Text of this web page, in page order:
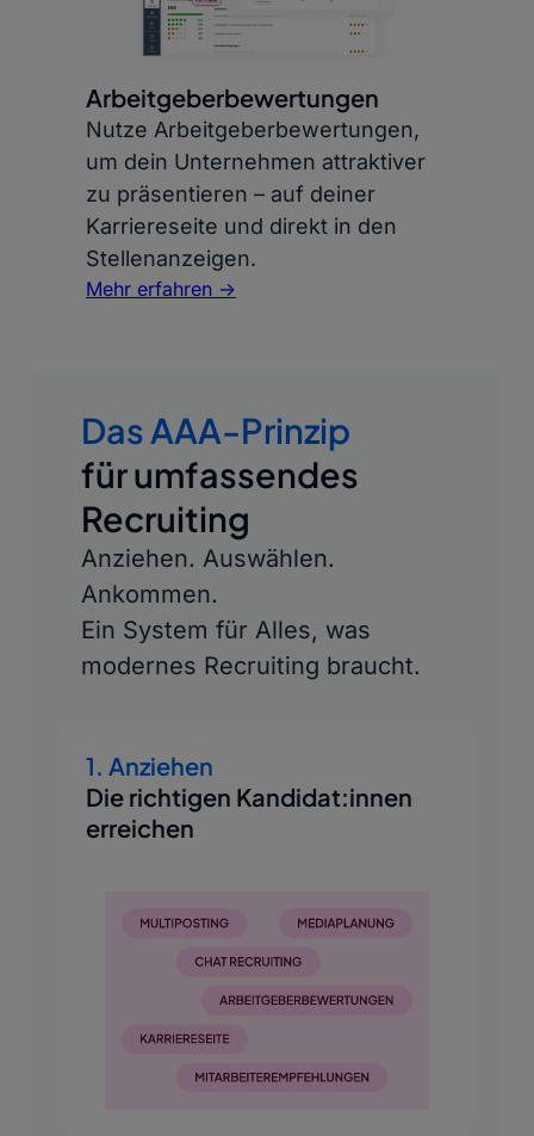
Arbeitgeberbewertungen
Nutze Arbeitgeberbewertungen,
um dein Unternehmen attraktiver
zu präsentieren – auf deiner
Karriereseite und direkt in den
Stellenanzeigen.
Mehr erfahren ->
Das AAA-Prinzip
für umfassendes
Recruiting
Anziehen. Auswählen.
Ankommen.
Ein System für Alles, was
modernes Recruiting braucht.
1. Anziehen
Die richtigen Kandidat:innen
erreichen